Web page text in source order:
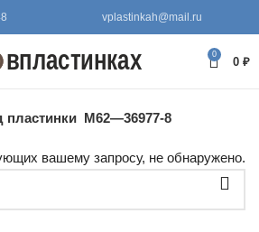
vplastinkah@mail.ru
0
0 ₽
пластинки М62—36977-8
вашему запросу, не обнаружено.